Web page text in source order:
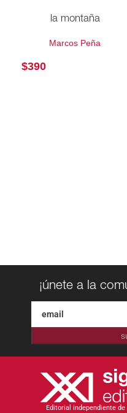
la montaña
Marcos Peña
$390
¡únete a la
Editorial independiente